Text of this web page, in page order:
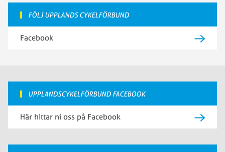
FÖLJ UPPLANDS CYKELFÖRBUND
Facebook
UPPLANDSCYKELFÖRBUND FACEBOOK
Här hittar ni oss på Facebook